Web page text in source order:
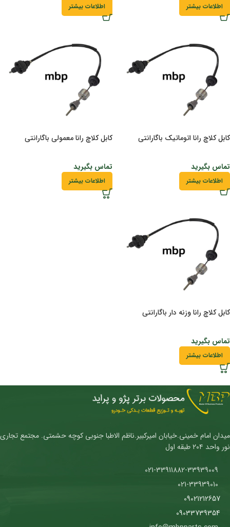
اطلاعات بیشتر اطلاعات بیشتر
کابل کلاچ رانا اتوماتیک باگارانتی
تماس بگیرید
اطلاعات بیشتر
کابل کلاچ رانا معمولی باگارانتی
تماس بگیرید
اطلاعات بیشتر
کابل کلاچ رانا وزنه دار باگارانتی
تماس بگیرید
اطلاعات بیشتر
میدان امام خمینی.خیابان امیرکبیر.ناظم الاطبا جنوبی کوچه حشمتی. مجتمع تجاری
نور واحد ۲۰۴ طبقه اول
09021212657
09033739354